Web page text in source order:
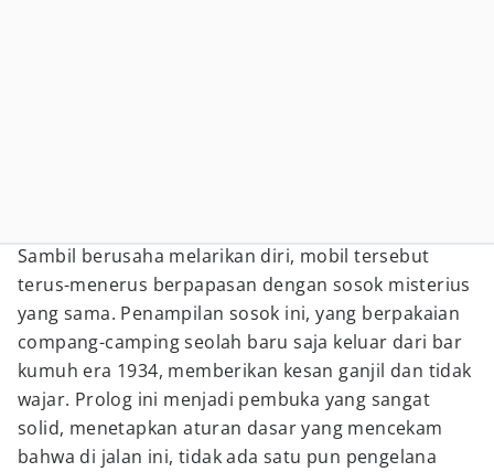
Sambil berusaha melarikan diri, mobil tersebut
terus-menerus berpapasan dengan sosok misterius
yang sama. Penampilan sosok ini, yang berpakaian
compang-camping seolah baru saja keluar dari bar
kumuh era 1934, memberikan kesan ganjil dan tidak
wajar. Prolog ini menjadi pembuka yang sangat
solid, menetapkan aturan dasar yang mencekam
bahwa di jalan ini, tidak ada satu pun pengelana